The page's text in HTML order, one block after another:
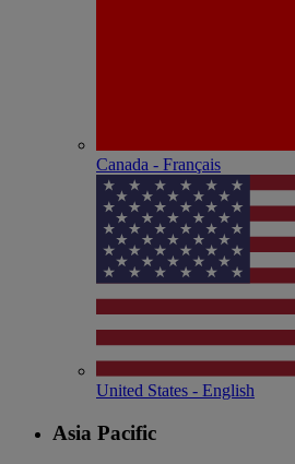
Canada - Français
United States - English
Asia Pacific